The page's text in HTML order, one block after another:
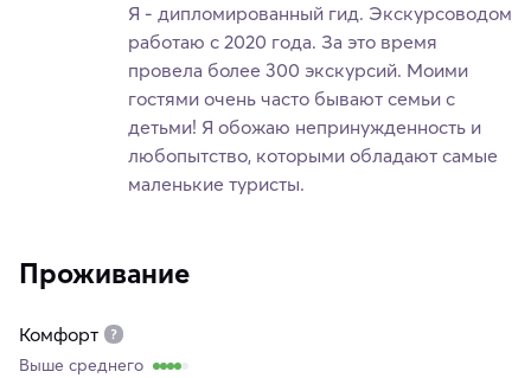
‌Я - дипломированный гид. Экскурсоводом
работаю с 2020 года. За это время
провела более 300 экскурсий. Моими
гостями очень часто бывают семьи с
детьми! Я обожаю непринужденность и
любопытство, которыми обладают самые
маленькие туристы.
Проживание
Комфорт
Выше среднего